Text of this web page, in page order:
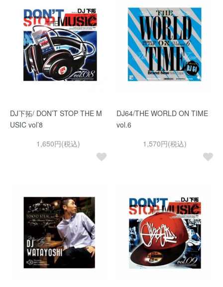
DJ下拓/ DON’T STOP THE M
USIC vol’8
1,650円(税込)
DJ64/THE WORLD ON TIME
vol.6
1,570円(税込)